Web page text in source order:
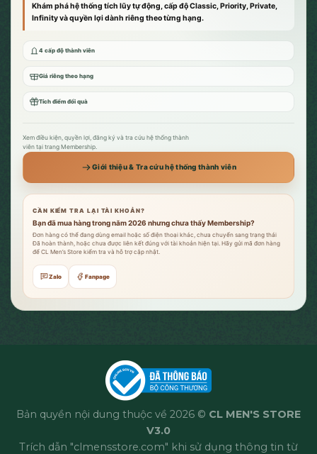
Khám phá hệ thống tích lũy tự động, cấp độ Classic, Priority, Private,
Infinity và quyền lợi dành riêng theo từng hạng.
4 cấp độ thành viên
Giá riêng theo hạng
Tích điểm đổi quà
Xem điều kiện, quyền lợi, đăng ký và tra cứu hệ thống thành
viên tại trang Membership.
Giới thiệu & Tra cứu hệ thống thành viên
CẦN KIỂM TRA LẠI TÀI KHOẢN?
Bạn đã mua hàng trong năm 2026 nhưng chưa thấy Membership?
Đơn hàng có thể đang dùng email hoặc số điện thoại khác, chưa chuyển sang trạng thái
Đã hoàn thành, hoặc chưa được liên kết đúng với tài khoản hiện tại. Hãy gửi mã đơn hàng
để CL Men’s Store kiểm tra và hỗ trợ cập nhật.
Zalo Fanpage
Bản quyền nội dung thuộc về 2026 © CL MEN'S STORE
V3.0
Trích dẫn "clmensstore.com" khi sử dụng thông tin từ